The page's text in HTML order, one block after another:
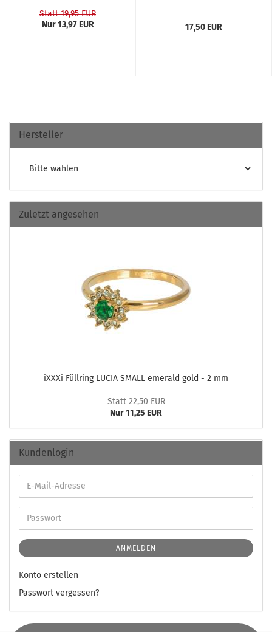
Statt 19,95 EUR
Nur 13,97 EUR
17,50 EUR
Hersteller
Zuletzt angesehen
iXXXi Füll­ring LUCIA SMALL eme­rald gold - 2 mm
Statt 22,50 EUR
Nur 11,25 EUR
Kundenlogin
ANMELDEN
Konto erstellen
Passwort vergessen?